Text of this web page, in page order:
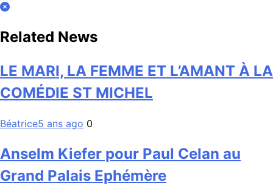
l’article
Related News
LE MARI, LA FEMME ET L’AMANT À LA
COMÉDIE ST MICHEL
Béatrice5 ans ago 0
Anselm Kiefer pour Paul Celan au
Grand Palais Ephémère